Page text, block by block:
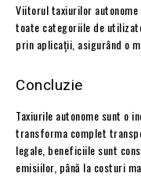
Viitorul taxiurilor
toate categoriile de
prin aplicații, asigurând o
Concluzie
Taxiurile autonome sunt o
transforma complet
legale, beneficiile sunt
emisiilor, până la costuri